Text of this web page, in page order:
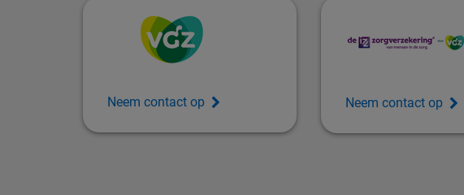
Neem contact op Neem contact op